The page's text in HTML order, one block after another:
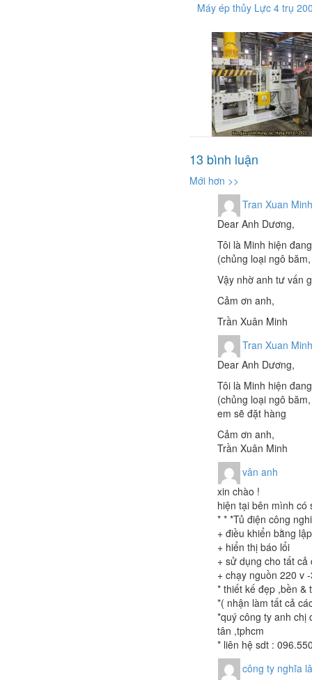
Máy ép thủy Lực 4 trụ
13 bình luận
Mới hơn >>
Tran Xuan
Dear Anh Dương,
Tôi là Minh hiện
(chủng loại ngô
Vậy nhờ anh tư vấn
Cảm ơn anh,
Trần Xuân Minh
Tran Xuan
Dear Anh Dương,
Tôi là Minh hiện
(chủng loại ngô
em sẽ đặt hàng
Cảm ơn anh,
Trần Xuân Minh
vân anh
xin chào !
hiện tại bên mình có
* * *Tủ điện công
+ điều khiển bằng
+ hiển thị báo lổi
+ sử dụng cho tất
+ chạy nguồn 220 v
* thiết kế đẹp ,bền &
*( nhận làm tất cả
*quý công ty anh
tân ,tphcm
* liên hệ sdt :
công ty nghĩa